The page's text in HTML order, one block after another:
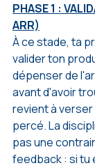
PHASE 1 :
ARR)
À ce stade, ta
valider ton
dépenser de
avant d'avoir
revient à verser
percé. La
pas une
feedback : si tu